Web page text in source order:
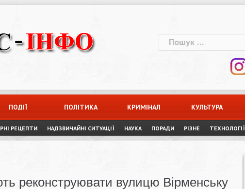
Пошук:
ПОДІЇ ПОЛІТИКА КРИМІНАЛ КУЛЬТУРА
РЕЦЕПТИ НАДЗВИЧАЙНІ СИТУАЦІЇ НАУКА ПОРАДИ РІЗНЕ ТЕХНОЛОГІЇ
реконструювати вулицю Вірменську